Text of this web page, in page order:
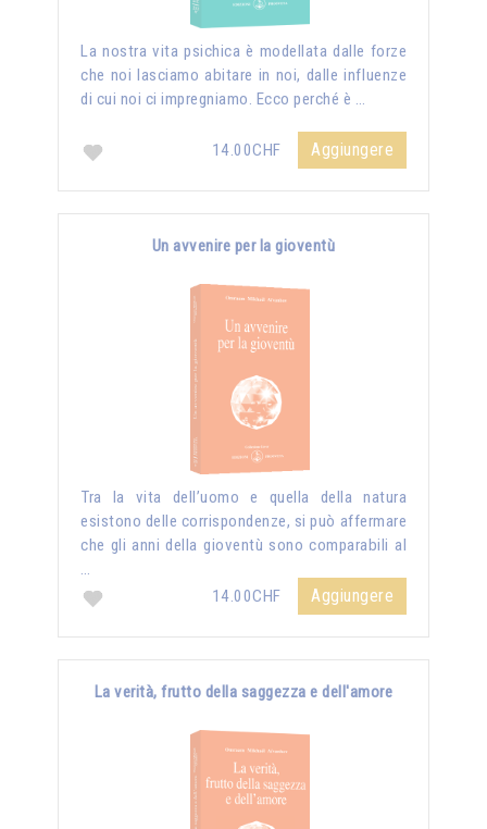
La nostra vita psichica è modellata dalle forze
che noi lasciamo abitare in noi, dalle influenze
di cui noi ci impregniamo. Ecco perché è …
14.00CHF Aggiungere
Un avvenire per la gioventù
Tra la vita dell’uomo e quella della natura
esistono delle corrispondenze, si può affermare
che gli anni della gioventù sono comparabili al
…
14.00CHF
Aggiungere
La verità, frutto della saggezza e dell'amore